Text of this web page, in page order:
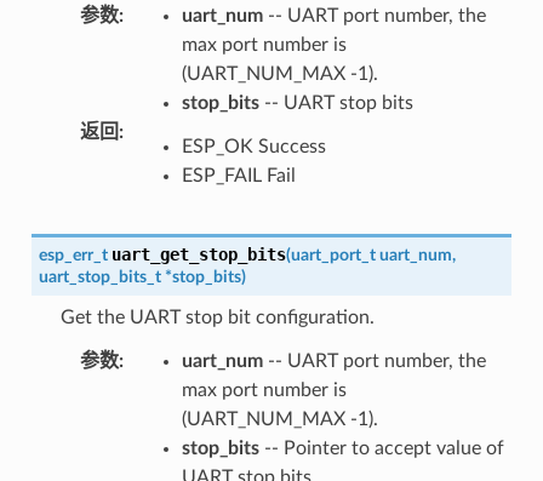
参数: uart_num-- UART port number, the
max port number is
(UART_NUM_MAX -1).
stop_bits-- UART stop bits
返回 :
ESP_OK Success
ESP_FAIL Fail
esp_err_t uart_get_stop_bits(uart_port_t uart_num,
uart_stop_bits_t *stop_bits)
Get the UART stop bit configuration.
参数: uart_num-- UART port number, the
max port number is
(UART_NUM_MAX -1).
stop_bits-- Pointer to accept value of